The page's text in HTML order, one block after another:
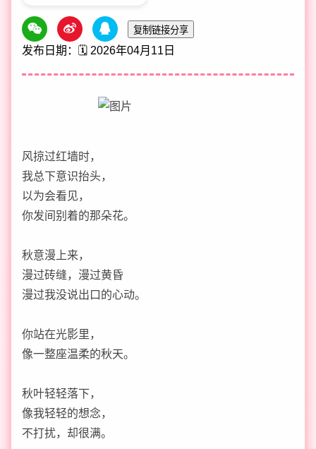
复制链接分享
发布日期：🗓️ 2026年04月11日
风掠过红墙时，
我总下意识抬头，
以为会看见，
你发间别着的那朵花。
秋意漫上来，
漫过砖缝，漫过黄昏
漫过我没说出口的心动。
你站在光影里，
像一整座温柔的秋天。
秋叶轻轻落下，
像我轻轻的想念，
不打扰，却很满。